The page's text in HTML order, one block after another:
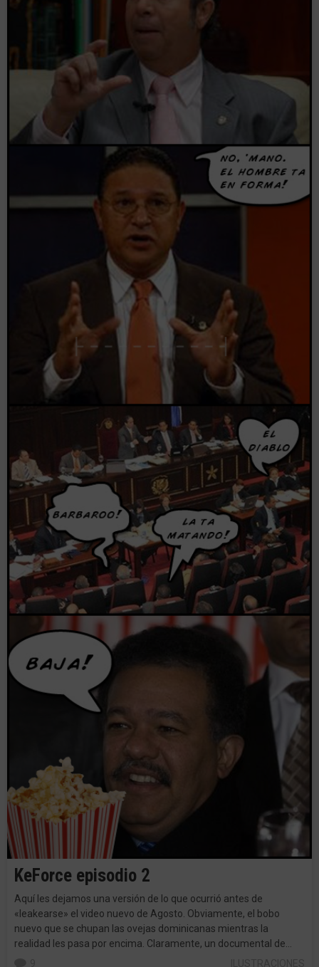
KeForce episodio 2
Aquí les dejamos una versión de lo que ocurrió antes de
«leakearse» el video nuevo de Agosto. Obviamente, el bobo
nuevo que se chupan las ovejas dominicanas mientras la
realidad les pasa por encima. Claramente, un documental de…